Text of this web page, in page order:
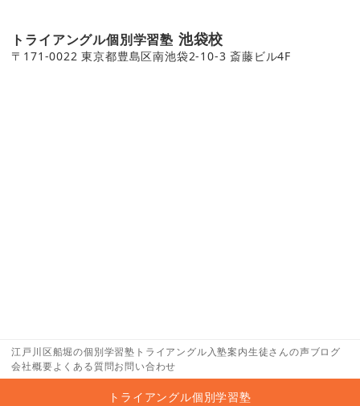
トライアングル個別学習塾 池袋校
〒171-0022 東京都豊島区南池袋2-10-3 斎藤ビル4F
江戸川区船堀の個別学習塾トライアングル入塾案内生徒さんの声ブログ
会社概要よくある質問お問い合わせ
トライアングル個別学習塾